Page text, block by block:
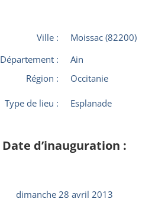
Ville :
Moissac (82200)
Département :
Ain
Région :
Occitanie
Type de lieu : Esplanade
Date d’inauguration :
dimanche 28 avril 2013